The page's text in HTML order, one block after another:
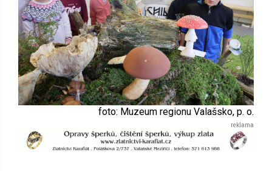
foto: Muzeum regionu Valašsko, p. o.